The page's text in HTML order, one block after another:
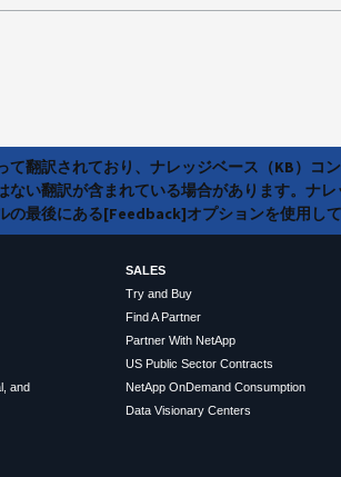
翻訳されており、ナレッジベース（KB）
い翻訳が含まれている場合があります。ナ
の最後にある[Feedback]オプションを使用し
and
SALES
Try and Buy
Find A Partner
Partner With NetApp
US Public Sector Contracts
NetApp OnDemand Consumption
Data Visionary Centers